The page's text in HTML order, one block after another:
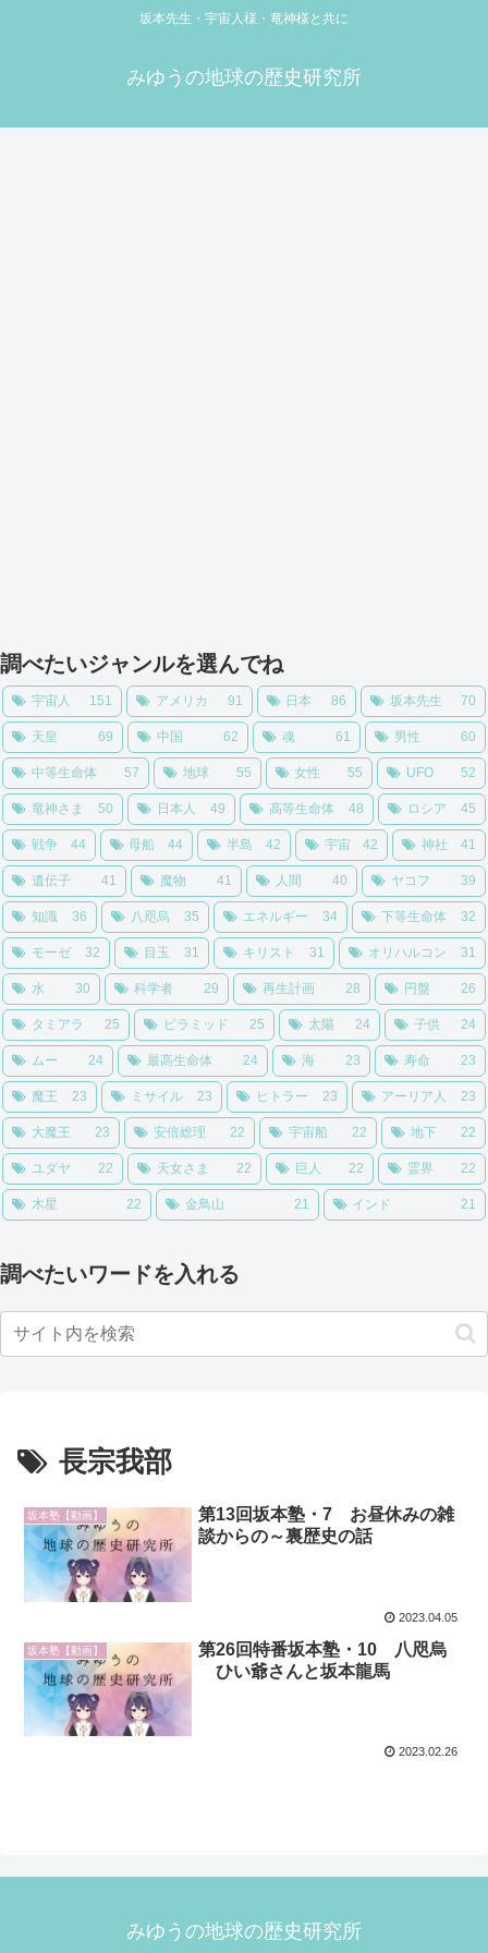
坂本先生・宇宙人様・竜神様と共に
みゆうの地球の歴史研究所
調べたいジャンルを選んでね
宇宙人 151 アメリカ 91 日本 86 坂本先生 70
天皇 69 中国 62 魂 61 男性 60
中等生命体 57 地球 55 女性 55 UFO 52
竜神さま 50 日本人 49 高等生命体 48 ロシア 45
戦争 44 母船 44 半島 42 宇宙 42 神社 41
遺伝子 41 魔物 41 人間 40 ヤコフ 39
知識 36 八咫烏 35 エネルギー 34 下等生命体 32
モーゼ 32 目玉 31 キリスト 31 オリハルコン 31
水 30 科学者 29 再生計画 28 円盤 26
タミアラ 25 ピラミッド 25 太陽 24 子供 24
ムー 24 最高生命体 24 海 23 寿命 23
魔王 23 ミサイル 23 ヒトラー 23 アーリア人 23
大魔王 23 安倍総理 22 宇宙船 22 地下 22
ユダヤ 22 天女さま 22 巨人 22 霊界 22
木星 22 金鳥山 21 インド 21
調べたいワードを入れる
長宗我部
坂本塾【動画】
第13回坂本塾・7 お昼休みの雑
談からの～裏歴史の話
2023.04.05
坂本塾【動画】
第26回特番坂本塾・10 八咫烏
ひい爺さんと坂本龍馬
2023.02.26
みゆうの地球の歴史研究所